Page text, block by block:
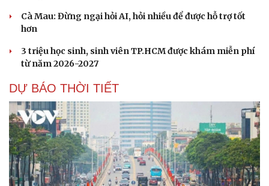
Cà Mau: Đừng ngại hỏi AI, hỏi nhiều để được hỗ trợ tốt
hơn
3 triệu học sinh, sinh viên TP.HCM được khám miễn phí
từ năm 2026-2027
DỰ BÁO THỜI TIẾT